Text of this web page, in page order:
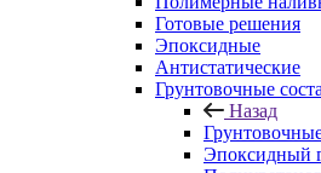
Готовые решения
Эпоксидные
Антистатические
Грунтовочные
Назад
Эпоксидный